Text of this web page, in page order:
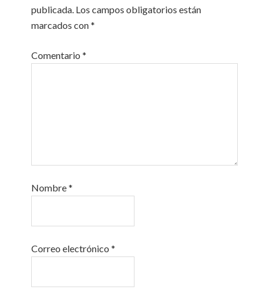
publicada. Los campos obligatorios están
marcados con*
Comentario*
Nombre*
Correo electrónico*